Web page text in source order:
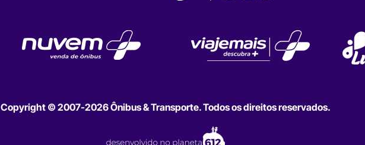
Copyright © 2007-2026 Ônibus & Transporte. Todos os direitos reservados.